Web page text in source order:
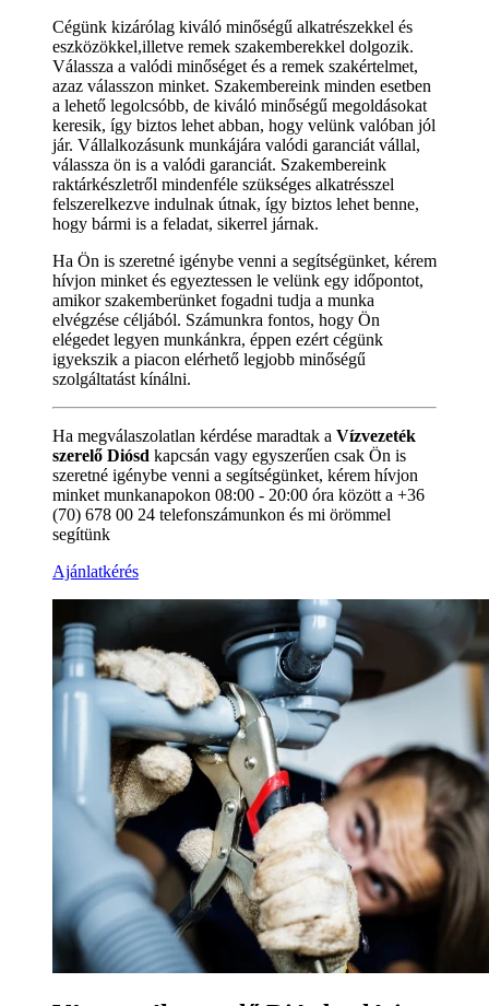
Cégünk kizárólag kiváló minőségű alkatrészekkel és
eszközökkel,illetve remek szakemberekkel dolgozik.
Válassza a valódi minőséget és a remek szakértelmet,
azaz válasszon minket. Szakembereink minden esetben
a lehető legolcsóbb, de kiváló minőségű megoldásokat
keresik, így biztos lehet abban, hogy velünk valóban jól
jár. Vállalkozásunk munkájára valódi garanciát vállal,
válassza ön is a valódi garanciát. Szakembereink
raktárkészletről mindenféle szükséges alkatrésszel
felszerelkezve indulnak útnak, így biztos lehet benne,
hogy bármi is a feladat, sikerrel járnak.
Ha Ön is szeretné igénybe venni a segítségünket, kérem
hívjon minket és egyeztessen le velünk egy időpontot,
amikor szakemberünket fogadni tudja a munka
elvégzése céljából. Számunkra fontos, hogy Ön
elégedet legyen munkánkra, éppen ezért cégünk
igyekszik a piacon elérhető legjobb minőségű
szolgáltatást kínálni.
Ha megválaszolatlan kérdése maradtak a Vízvezeték
szerelő Diósd kapcsán vagy egyszerűen csak Ön is
szeretné igénybe venni a segítségünket, kérem hívjon
minket munkanapokon 08:00 - 20:00 óra között a +36
(70) 678 00 24 telefonszámunkon és mi örömmel
segítünk
Ajánlatkérés